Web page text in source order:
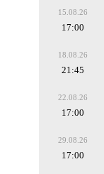
15.08.26
17:00
18.08.26
21:45
22.08.26
17:00
29.08.26
17:00